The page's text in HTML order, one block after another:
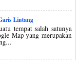
Lintang
tempat salah satunya
Map yang merupakan